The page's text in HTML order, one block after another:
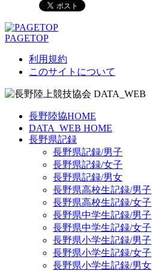
PAGETOP
利用規約
このサイトについて
長野陸協HOME
DATA_WEB HOME
長野県記録
長野県記録/男子
長野県記録/女子
長野県記録/男女
長野県高校生記録/男子
長野県高校生記録/女子
長野県中学生記録/男子
長野県中学生記録/女子
長野県小学生記録/男子
長野県小学生記録/女子
長野県小学生記録/男女